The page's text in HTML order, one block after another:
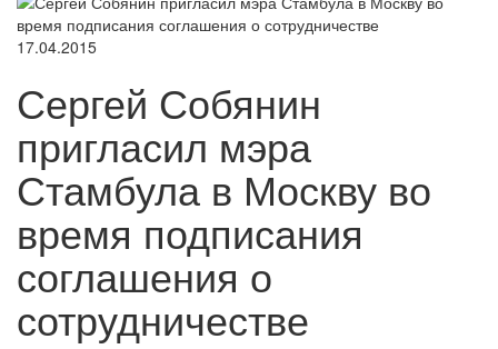
17.04.2015
Сергей Собянин
пригласил мэра
Стамбула в Москву во
время подписания
соглашения о
сотрудничестве